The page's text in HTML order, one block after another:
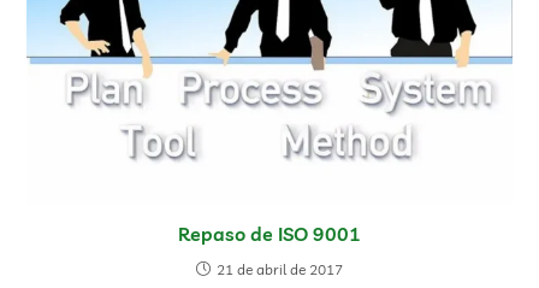
Repaso de ISO 9001
21 de abril de 2017